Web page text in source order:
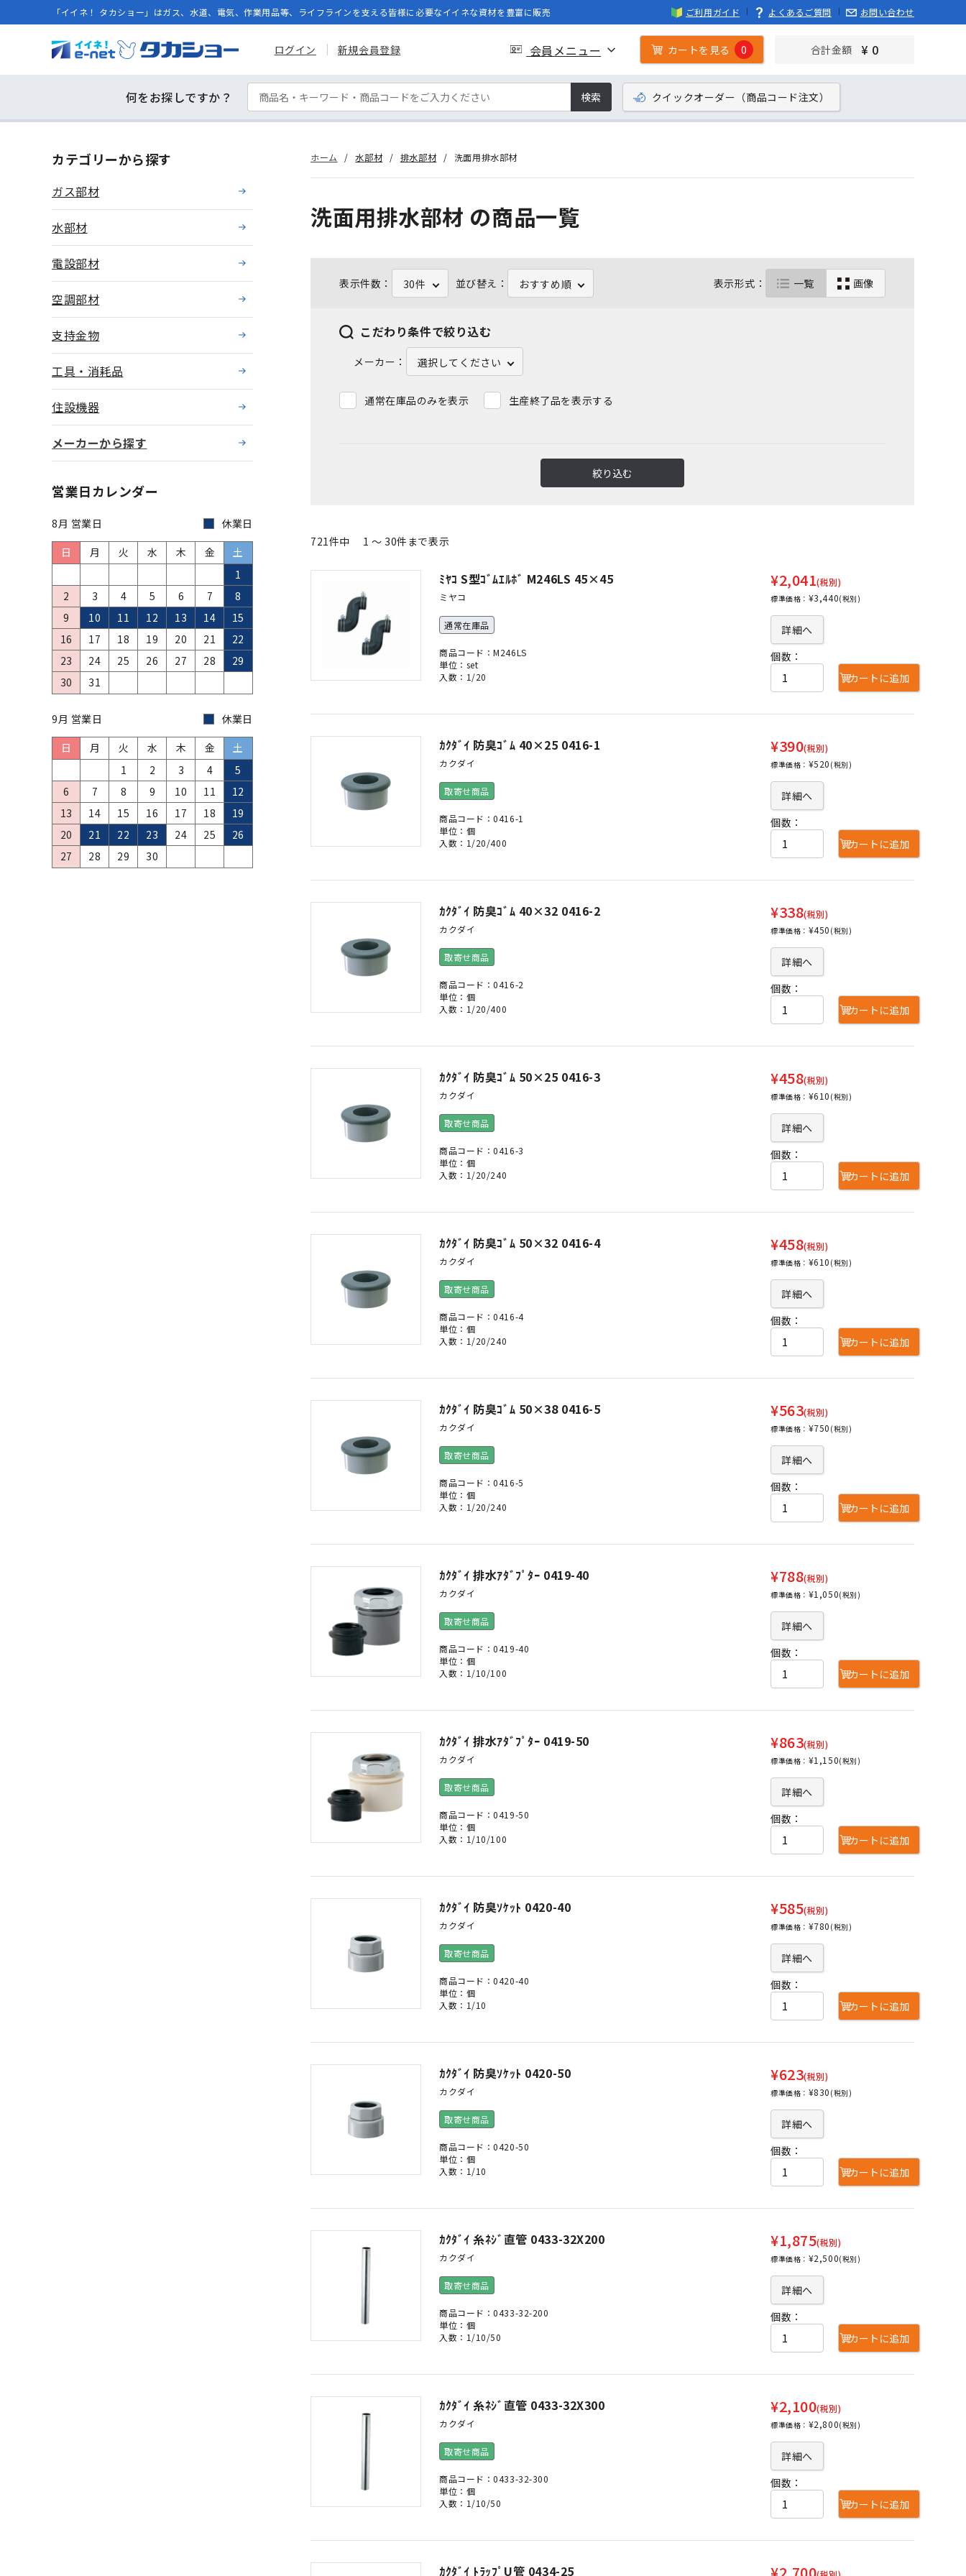
「イイネ！ タカショー」はガス、水道、電気、作業用品等、ライフラインを支える皆様に必要なイイネな資材を豊富に販売 ご利用ガイド よくあるご質問 お問い合わせ
ログイン 新規会員登録 会員メニュー カートを見る 0 合計金額 ¥ 0
何をお探しですか？ 検索 クイックオーダー（商品コード注文）
カテゴリーから探す
ガス部材
水部材
電設部材
空調部材
支持金物
工具・消耗品
住設機器
メーカーから探す
営業日カレンダー
8月 営業日
休業日
日
月 火 水 木 金
土
1
2
3 4 5 6 7
8
9
10 11 12 13 14
15
16
17 18 19 20 21
22
23
24 25 26 27 28
29
30
31
9月 営業日
休業日
日
月 火 水 木 金
土
1
2 3 4
5
6
7 8 9 10 11
12
13
14 15 16 17 18
19
20
21 22 23 24 25
26
27
28 29 30
ホーム 水部材 排水部材 洗面用排水部材
洗面用排水部材 の商品一覧
表示件数： 30件 並び替え： おすすめ順 表示形式： 一覧 画像
こだわり条件で絞り込む
メーカー： 選択してください
通常在庫品のみを表示 生産終了品を表示する
絞り込む
721件中 1 ～ 30件まで表示
ﾐﾔｺ S型ｺﾞﾑｴﾙﾎﾞ M246LS 45×45
ミヤコ
通常在庫品
商品コード：M246LS
単位：set
入数：1/20
¥2,041(税別)
標準価格： ¥3,440(税別)
詳細へ
個数：
カートに追加
ｶｸﾀﾞｲ 防臭ｺﾞﾑ 40×25 0416-1
カクダイ
取寄せ商品
商品コード：0416-1
単位：個
入数：1/20/400
¥390(税別)
標準価格： ¥520 (税別)
詳細へ
個数：
カートに追加
ｶｸﾀﾞｲ 防臭ｺﾞﾑ 40×32 0416-2
カクダイ
取寄せ商品
商品コード：0416-2
単位：個
入数：1/20/400
¥338(税別)
標準価格： ¥450 (税別)
詳細へ
個数：
カートに追加
ｶｸﾀﾞｲ 防臭ｺﾞﾑ 50×25 0416-3
カクダイ
取寄せ商品
商品コード：0416-3
単位：個
入数：1/20/240
¥458(税別)
標準価格： ¥610 (税別)
詳細へ
個数：
カートに追加
ｶｸﾀﾞｲ 防臭ｺﾞﾑ 50×32 0416-4
カクダイ
取寄せ商品
商品コード：0416-4
単位：個
入数：1/20/240
¥458(税別)
標準価格： ¥610 (税別)
詳細へ
個数：
カートに追加
ｶｸﾀﾞｲ 防臭ｺﾞﾑ 50×38 0416-5
カクダイ
取寄せ商品
商品コード：0416-5
単位：個
入数：1/20/240
¥563(税別)
標準価格： ¥750 (税別)
詳細へ
個数：
カートに追加
ｶｸﾀﾞｲ 排水ｱﾀﾞﾌﾟﾀｰ 0419-40
カクダイ
取寄せ商品
商品コード：0419-40
単位：個
入数：1/10/100
¥788(税別)
標準価格： ¥1,050(税別)
詳細へ
個数：
カートに追加
ｶｸﾀﾞｲ 排水ｱﾀﾞﾌﾟﾀｰ 0419-50
カクダイ
取寄せ商品
商品コード：0419-50
単位：個
入数：1/10/100
¥863(税別)
標準価格： ¥1,150(税別)
詳細へ
個数：
カートに追加
ｶｸﾀﾞｲ 防臭ｿｹｯﾄ 0420-40
カクダイ
取寄せ商品
商品コード：0420-40
単位：個
入数：1/10
¥585(税別)
標準価格： ¥780 (税別)
詳細へ
個数：
カートに追加
ｶｸﾀﾞｲ 防臭ｿｹｯﾄ 0420-50
カクダイ
取寄せ商品
商品コード：0420-50
単位：個
入数：1/10
¥623(税別)
標準価格： ¥830 (税別)
詳細へ
個数：
カートに追加
ｶｸﾀﾞｲ 糸ﾈｼﾞ直管 0433-32X200
カクダイ
取寄せ商品
商品コード：0433-32-200
単位：個
入数：1/10/50
¥1,875(税別)
標準価格： ¥2,500(税別)
詳細へ
個数：
カートに追加
ｶｸﾀﾞｲ 糸ﾈｼﾞ直管 0433-32X300
カクダイ
取寄せ商品
商品コード：0433-32-300
単位：個
入数：1/10/50
¥2,100(税別)
標準価格： ¥2,800(税別)
詳細へ
個数：
カートに追加
ｶｸﾀﾞｲ ﾄﾗｯﾌﾟU管 0434-25